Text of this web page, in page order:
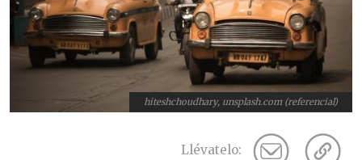
hiteshchoudhary, unsplash.com (referencial)
Llévatelo: